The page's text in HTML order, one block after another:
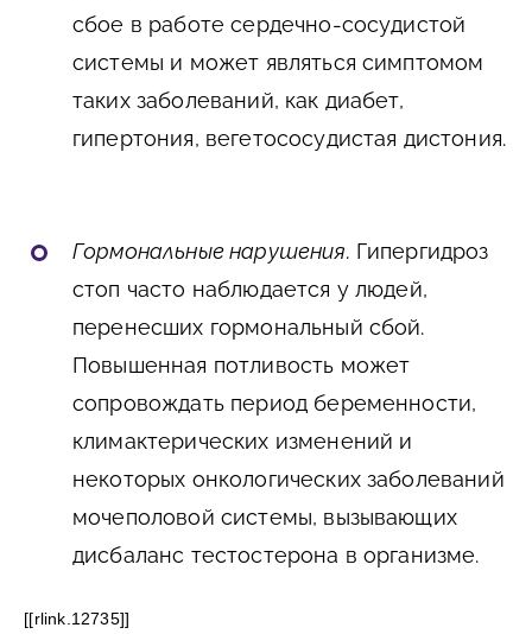
сбое в работе сердечно-сосудистой
системы и может являться симптомом
таких заболеваний, как диабет,
гипертония, вегетососудистая дистония.
Гормональные нарушения. Гипергидроз
стоп часто наблюдается у людей,
перенесших гормональный сбой.
Повышенная потливость может
сопровождать период беременности,
климактерических изменений и
некоторых онкологических заболеваний
мочеполовой системы, вызывающих
дисбаланс тестостерона в организме.
[[rlink.12735]]